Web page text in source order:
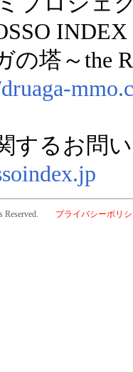
の塔～the
するお問